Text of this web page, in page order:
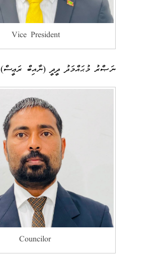
Vice President
ނަޞްރު މުޙައްމަދު ދީދީ (ނާއިބް ރަޢީސް)
Councilor